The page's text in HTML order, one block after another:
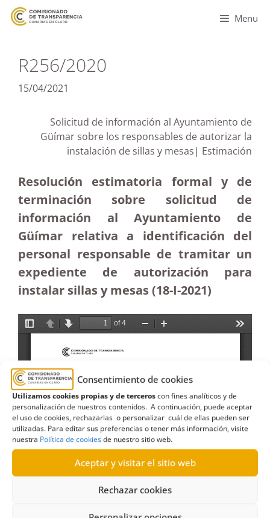
Consentimiento de cookies
Utilizamos cookies propias y de terceroscon fines analíticos y de
personalización de nuestros contenidos. A continuación, puede aceptar
el uso de cookies, rechazarlas o personalizar cuál de ellas pueden ser
utilizadas. Para editar sus preferencias o tener más información, visite
nuestra Política de cookiesde nuestro sitio web.
Aceptar y visitar el sitio web
Rechazar cookies
Menu
R256/2020
15/04/2021
Solicitud de información al Ayuntamiento de
Güímar sobre los responsables de autorizar la
instalación de sillas y mesas| Estimación
Resolución estimatoria formal y de
terminación sobre solicitud de
información al Ayuntamiento de
Güímar relativa a identificación del
personal responsable de tramitar un
expediente de autorización para
instalar sillas y mesas (18-I-2021)